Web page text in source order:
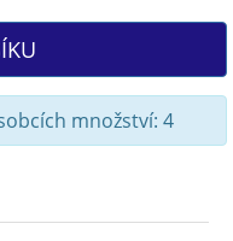
množství: 4